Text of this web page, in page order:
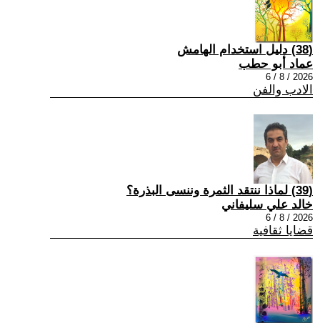
(38) دليل استخدام الهامش
عماد أبو حطب
2026 / 8 / 6
الادب والفن
(39) لماذا ننتقد الثمرة وننسى البذرة؟
خالد علي سليفاني
2026 / 8 / 6
قضايا ثقافية